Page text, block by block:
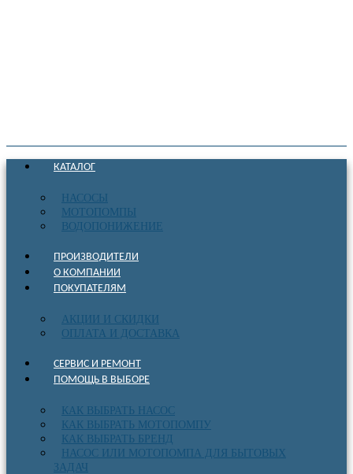
КАТАЛОГ
НАСОСЫ
МОТОПОМПЫ
ВОДОПОНИЖЕНИЕ
ПРОИЗВОДИТЕЛИ
О КОМПАНИИ
ПОКУПАТЕЛЯМ
АКЦИИ И СКИДКИ
ОПЛАТА И ДОСТАВКА
СЕРВИС И РЕМОНТ
ПОМОЩЬ В ВЫБОРЕ
КАК ВЫБРАТЬ НАСОС
КАК ВЫБРАТЬ МОТОПОМПУ
КАК ВЫБРАТЬ БРЕНД
НАСОС ИЛИ МОТОПОМПА ДЛЯ БЫТОВЫХ
ЗАДАЧ